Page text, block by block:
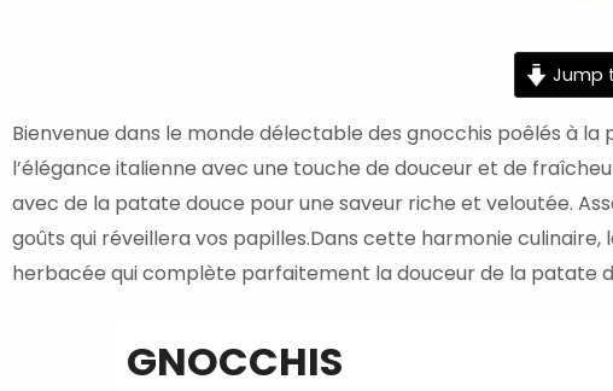
Jump
Bienvenue dans le monde délectable des gnocchis poêlés à
l’élégance italienne avec une touche de douceur et de
avec de la patate douce pour une saveur riche et veloutée.
goûts qui réveillera vos papilles.Dans cette harmonie
herbacée qui complète parfaitement la douceur de la patate
GNOCCHIS